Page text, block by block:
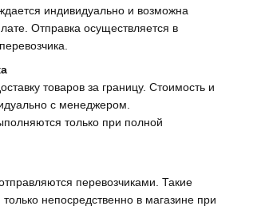
индивидуально и возможна
Отправка осуществляется в
товаров за границу. Стоимость и
с менеджером.
только при полной
перевозчиками. Такие
непосредственно в магазине при